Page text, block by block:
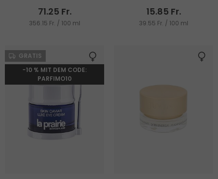
71.25 Fr.
356.15 Fr. / 100 ml
15.85 Fr.
39.55 Fr. / 100 ml
GRATIS
-10 % MIT DEM CODE:
PARFIMO10